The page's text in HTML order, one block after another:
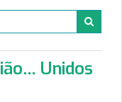
Unidos